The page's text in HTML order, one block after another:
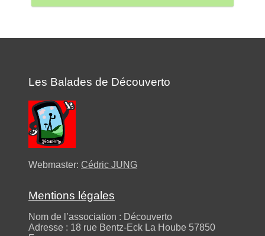
Les Balades de Découverto
Webmaster: Cédric JUNG
Mentions légales
Nom de l’association : Découverto
Adresse : 18 rue Bentz-Eck La Hoube 57850